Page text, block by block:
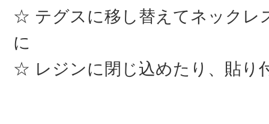
テグスに移し替えてネックレ
に
レジンに閉じ込めたり、貼り